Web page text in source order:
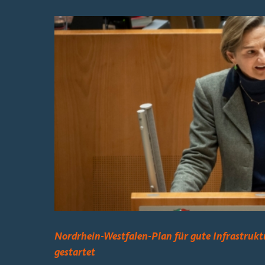
Nordrhein-Westfalen-Plan für gute
gestartet